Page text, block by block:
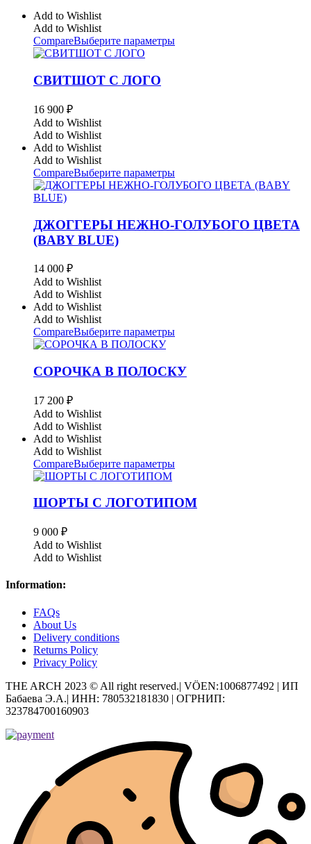
Add to Wishlist
Add to Wishlist
CompareВыберите параметры
СВИТШОТ С ЛОГО
16 900 ₽
Add to Wishlist
Add to Wishlist
Add to Wishlist
Add to Wishlist
CompareВыберите параметры
ДЖОГГЕРЫ НЕЖНО-ГОЛУБОГО ЦВЕТА
(BABY BLUE)
14 000 ₽
Add to Wishlist
Add to Wishlist
Add to Wishlist
Add to Wishlist
CompareВыберите параметры
СОРОЧКА В ПОЛОСКУ
17 200 ₽
Add to Wishlist
Add to Wishlist
Add to Wishlist
Add to Wishlist
CompareВыберите параметры
ШОРТЫ С ЛОГОТИПОМ
9 000 ₽
Add to Wishlist
Add to Wishlist
Information:
FAQs
About Us
Delivery conditions
Returns Policy
Privacy Policy
THE ARCH 2023 © All right reserved.| VÖEN:1006877492 | ИП
Бабаева Э.А.| ИНН: 780532181830 | ОГРНИП:
323784700160903